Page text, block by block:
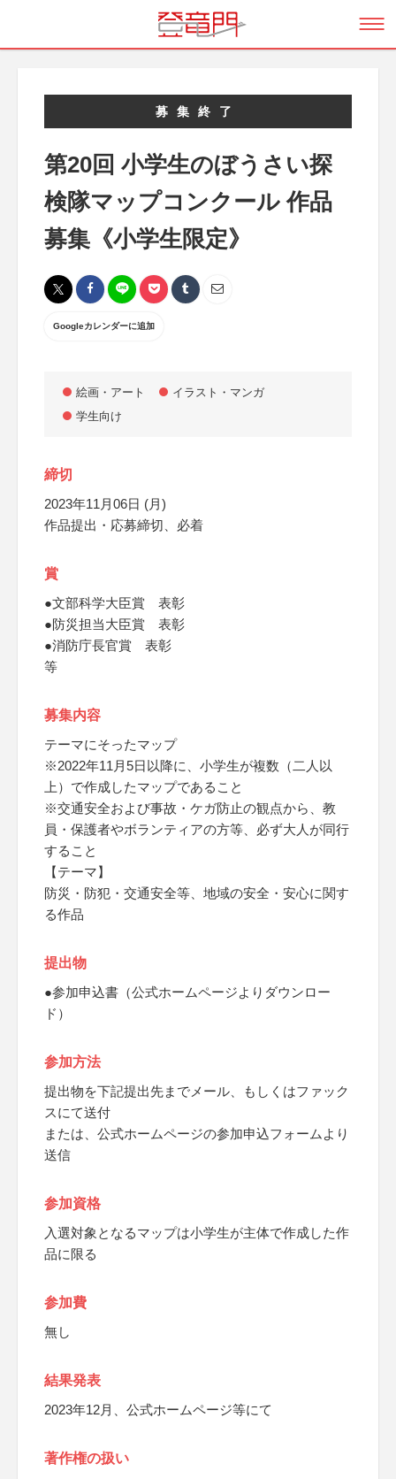
募集終了
第20回 小学生のぼうさい探
検隊マップコンクール 作品
募集《小学生限定》
Googleカレンダーに追加
絵画・アート
イラスト・マンガ
学生向け
締切
2023年11月06日 (月)
作品提出・応募締切、必着
賞
●文部科学大臣賞 表彰
●防災担当大臣賞 表彰
●消防庁長官賞 表彰
等
募集内容
テーマにそったマップ
※2022年11月5日以降に、小学生が複数（二人以
上）で作成したマップであること
※交通安全および事故・ケガ防止の観点から、教
員・保護者やボランティアの方等、必ず大人が同行
すること
【テーマ】
防災・防犯・交通安全等、地域の安全・安心に関す
る作品
提出物
●参加申込書（公式ホームページよりダウンロー
ド）
参加方法
提出物を下記提出先までメール、もしくはファック
スにて送付
または、公式ホームページの参加申込フォームより
送信
参加資格
入選対象となるマップは小学生が主体で作成した作
品に限る
参加費
無し
結果発表
2023年12月、公式ホームページ等にて
著作権の扱い